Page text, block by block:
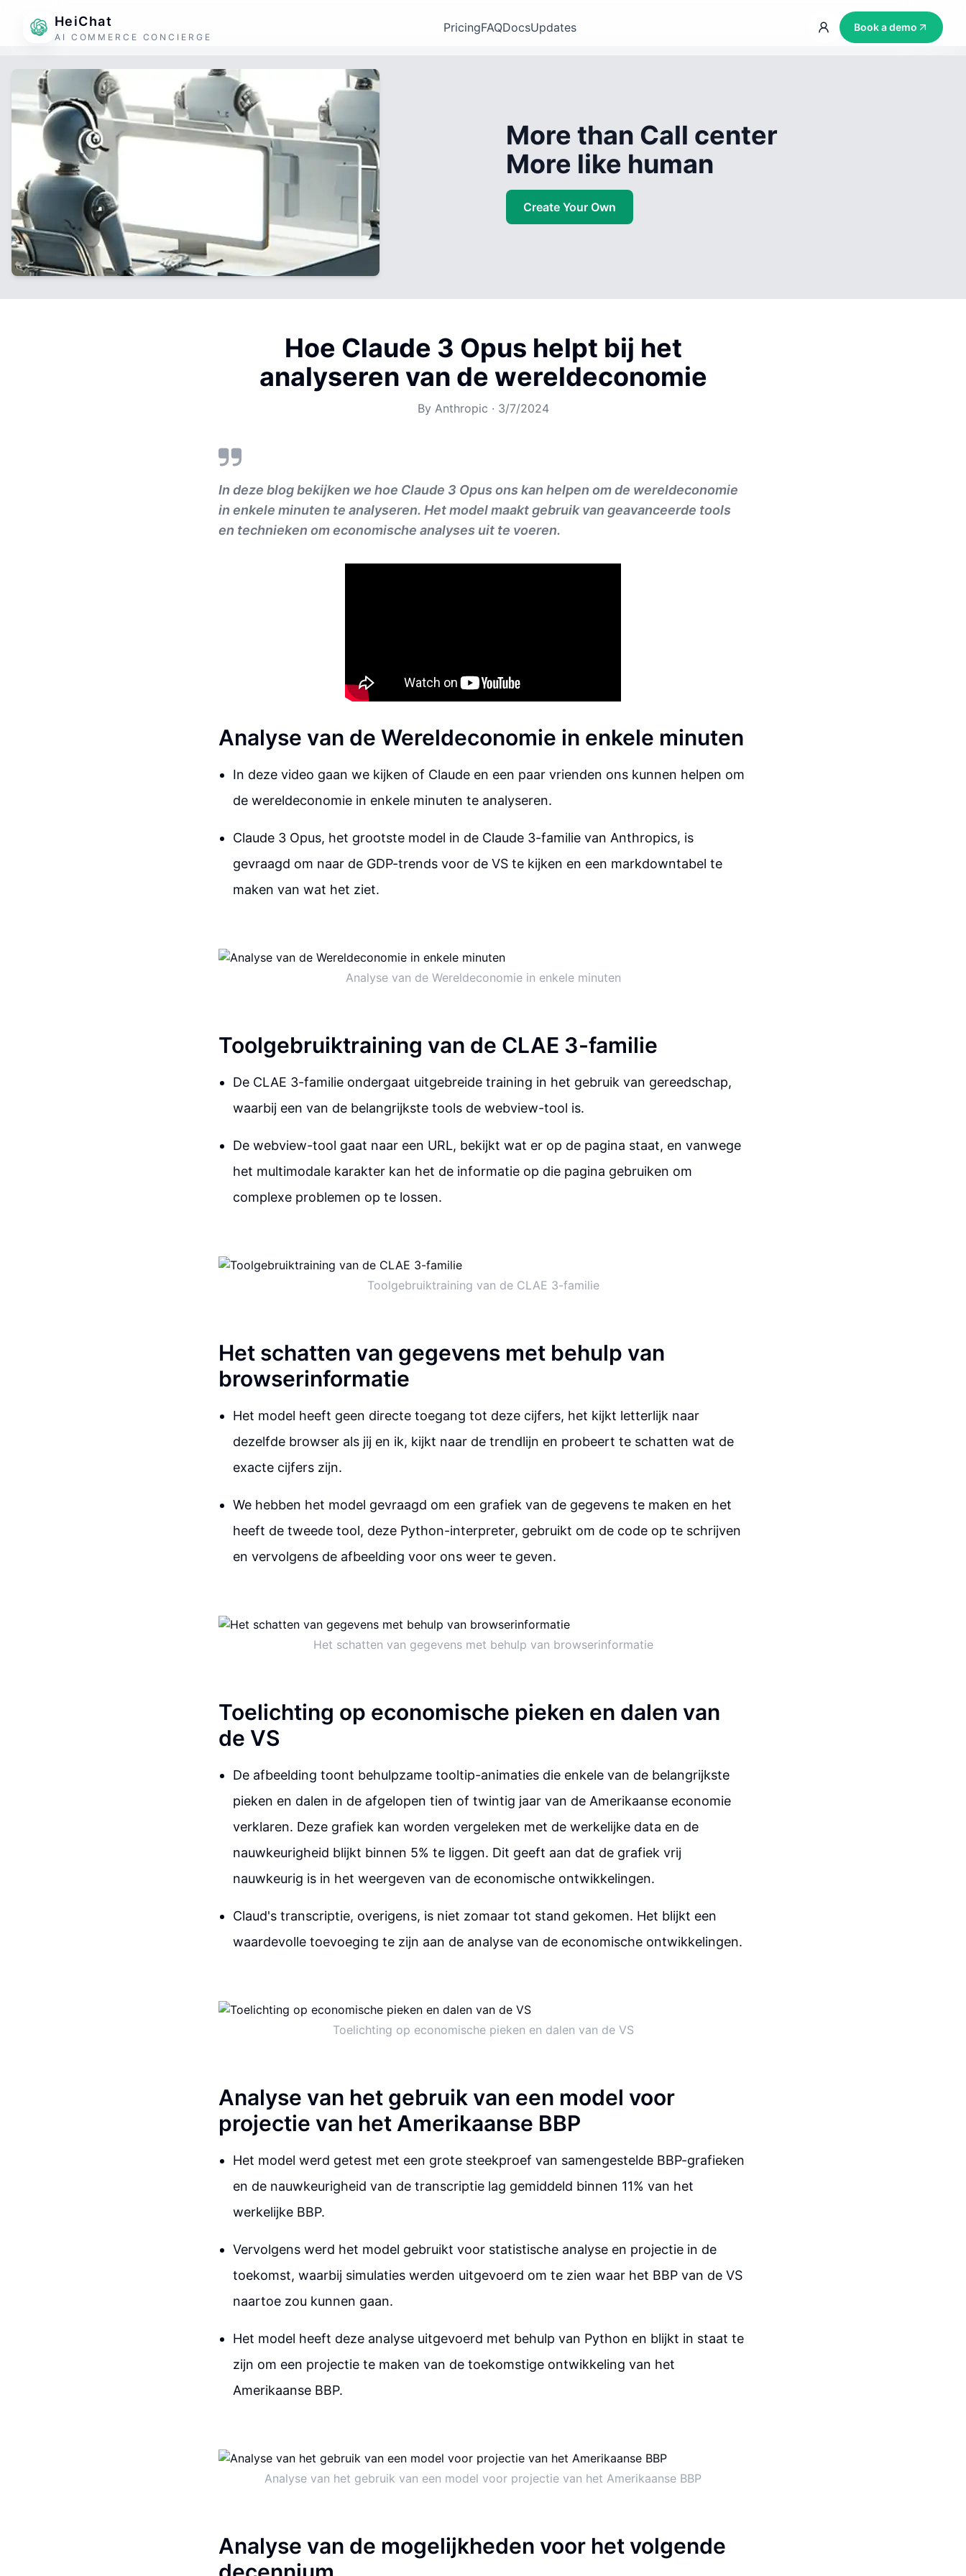
HeiChat
AI COMMERCE CONCIERGE
PricingFAQDocsUpdates Book a demo
More than Call center
More like human
Create Your Own
Hoe Claude 3 Opus helpt bij het
analyseren van de wereldeconomie
By Anthropic · 3/7/2024
In deze blog bekijken we hoe Claude 3 Opus ons kan helpen om de wereldeconomie
in enkele minuten te analyseren. Het model maakt gebruik van geavanceerde tools
en technieken om economische analyses uit te voeren.
Analyse van de Wereldeconomie in enkele minuten
In deze video gaan we kijken of Claude en een paar vrienden ons kunnen helpen om
de wereldeconomie in enkele minuten te analyseren.
Claude 3 Opus, het grootste model in de Claude 3-familie van Anthropics, is
gevraagd om naar de GDP-trends voor de VS te kijken en een markdowntabel te
maken van wat het ziet.
Analyse van de Wereldeconomie in enkele minuten
Toolgebruiktraining van de CLAE 3-familie
De CLAE 3-familie ondergaat uitgebreide training in het gebruik van gereedschap,
waarbij een van de belangrijkste tools de webview-tool is.
De webview-tool gaat naar een URL, bekijkt wat er op de pagina staat, en vanwege
het multimodale karakter kan het de informatie op die pagina gebruiken om
complexe problemen op te lossen.
Toolgebruiktraining van de CLAE 3-familie
Het schatten van gegevens met behulp van
browserinformatie
Het model heeft geen directe toegang tot deze cijfers, het kijkt letterlijk naar
dezelfde browser als jij en ik, kijkt naar de trendlijn en probeert te schatten wat de
exacte cijfers zijn.
We hebben het model gevraagd om een grafiek van de gegevens te maken en het
heeft de tweede tool, deze Python-interpreter, gebruikt om de code op te schrijven
en vervolgens de afbeelding voor ons weer te geven.
Het schatten van gegevens met behulp van browserinformatie
Toelichting op economische pieken en dalen van
de VS
De afbeelding toont behulpzame tooltip-animaties die enkele van de belangrijkste
pieken en dalen in de afgelopen tien of twintig jaar van de Amerikaanse economie
verklaren. Deze grafiek kan worden vergeleken met de werkelijke data en de
nauwkeurigheid blijkt binnen 5% te liggen. Dit geeft aan dat de grafiek vrij
nauwkeurig is in het weergeven van de economische ontwikkelingen.
Claud's transcriptie, overigens, is niet zomaar tot stand gekomen. Het blijkt een
waardevolle toevoeging te zijn aan de analyse van de economische ontwikkelingen.
Toelichting op economische pieken en dalen van de VS
Analyse van het gebruik van een model voor
projectie van het Amerikaanse BBP
Het model werd getest met een grote steekproef van samengestelde BBP-grafieken
en de nauwkeurigheid van de transcriptie lag gemiddeld binnen 11% van het
werkelijke BBP.
Vervolgens werd het model gebruikt voor statistische analyse en projectie in de
toekomst, waarbij simulaties werden uitgevoerd om te zien waar het BBP van de VS
naartoe zou kunnen gaan.
Het model heeft deze analyse uitgevoerd met behulp van Python en blijkt in staat te
zijn om een projectie te maken van de toekomstige ontwikkeling van het
Amerikaanse BBP.
Analyse van het gebruik van een model voor projectie van het Amerikaanse BBP
Analyse van de mogelijkheden voor het volgende